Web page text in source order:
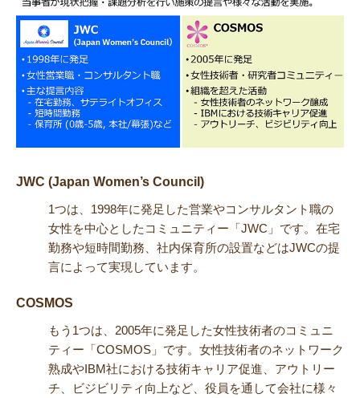
JWC (Japan Women’s Council)
1つは、1998年に発足した営業やコンサルタント職の
女性を中心としたコミュニティー「JWC」です。在宅
勤務や短時間勤務、社内保育所の設置などはJWCの提
言によって実現しています。
COSMOS
もう1つは、2005年に発足した女性技術者のコミュニ
ティー「COSMOS」です。女性技術者のネットワーク
熟成やIBM社における技術キャリア促進、アウトリー
チ、ビジビリティ向上など、役員を通して会社に様々